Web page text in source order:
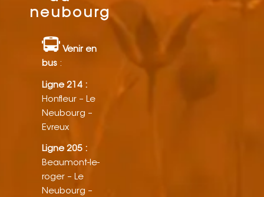
neubourg
Venir en
bus:
Ligne 214 :
Honfleur – Le
Neubourg –
Evreux
Ligne 205 :
Beaumont-le-
roger – Le
Neubourg –